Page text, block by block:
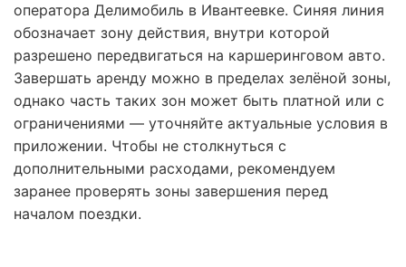
оператора Делимобиль в Ивантеевке. Синяя линия
обозначает зону действия, внутри которой
разрешено передвигаться на каршеринговом авто.
Завершать аренду можно в пределах зелёной зоны,
однако часть таких зон может быть платной или с
ограничениями — уточняйте актуальные условия в
приложении. Чтобы не столкнуться с
дополнительными расходами, рекомендуем
заранее проверять зоны завершения перед
началом поездки.